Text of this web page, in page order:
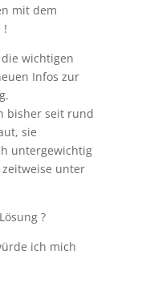
mit dem
!
wichtigen
Infos zur
bisher seit rund
sie
untergewichtig
unter
?
ich mich